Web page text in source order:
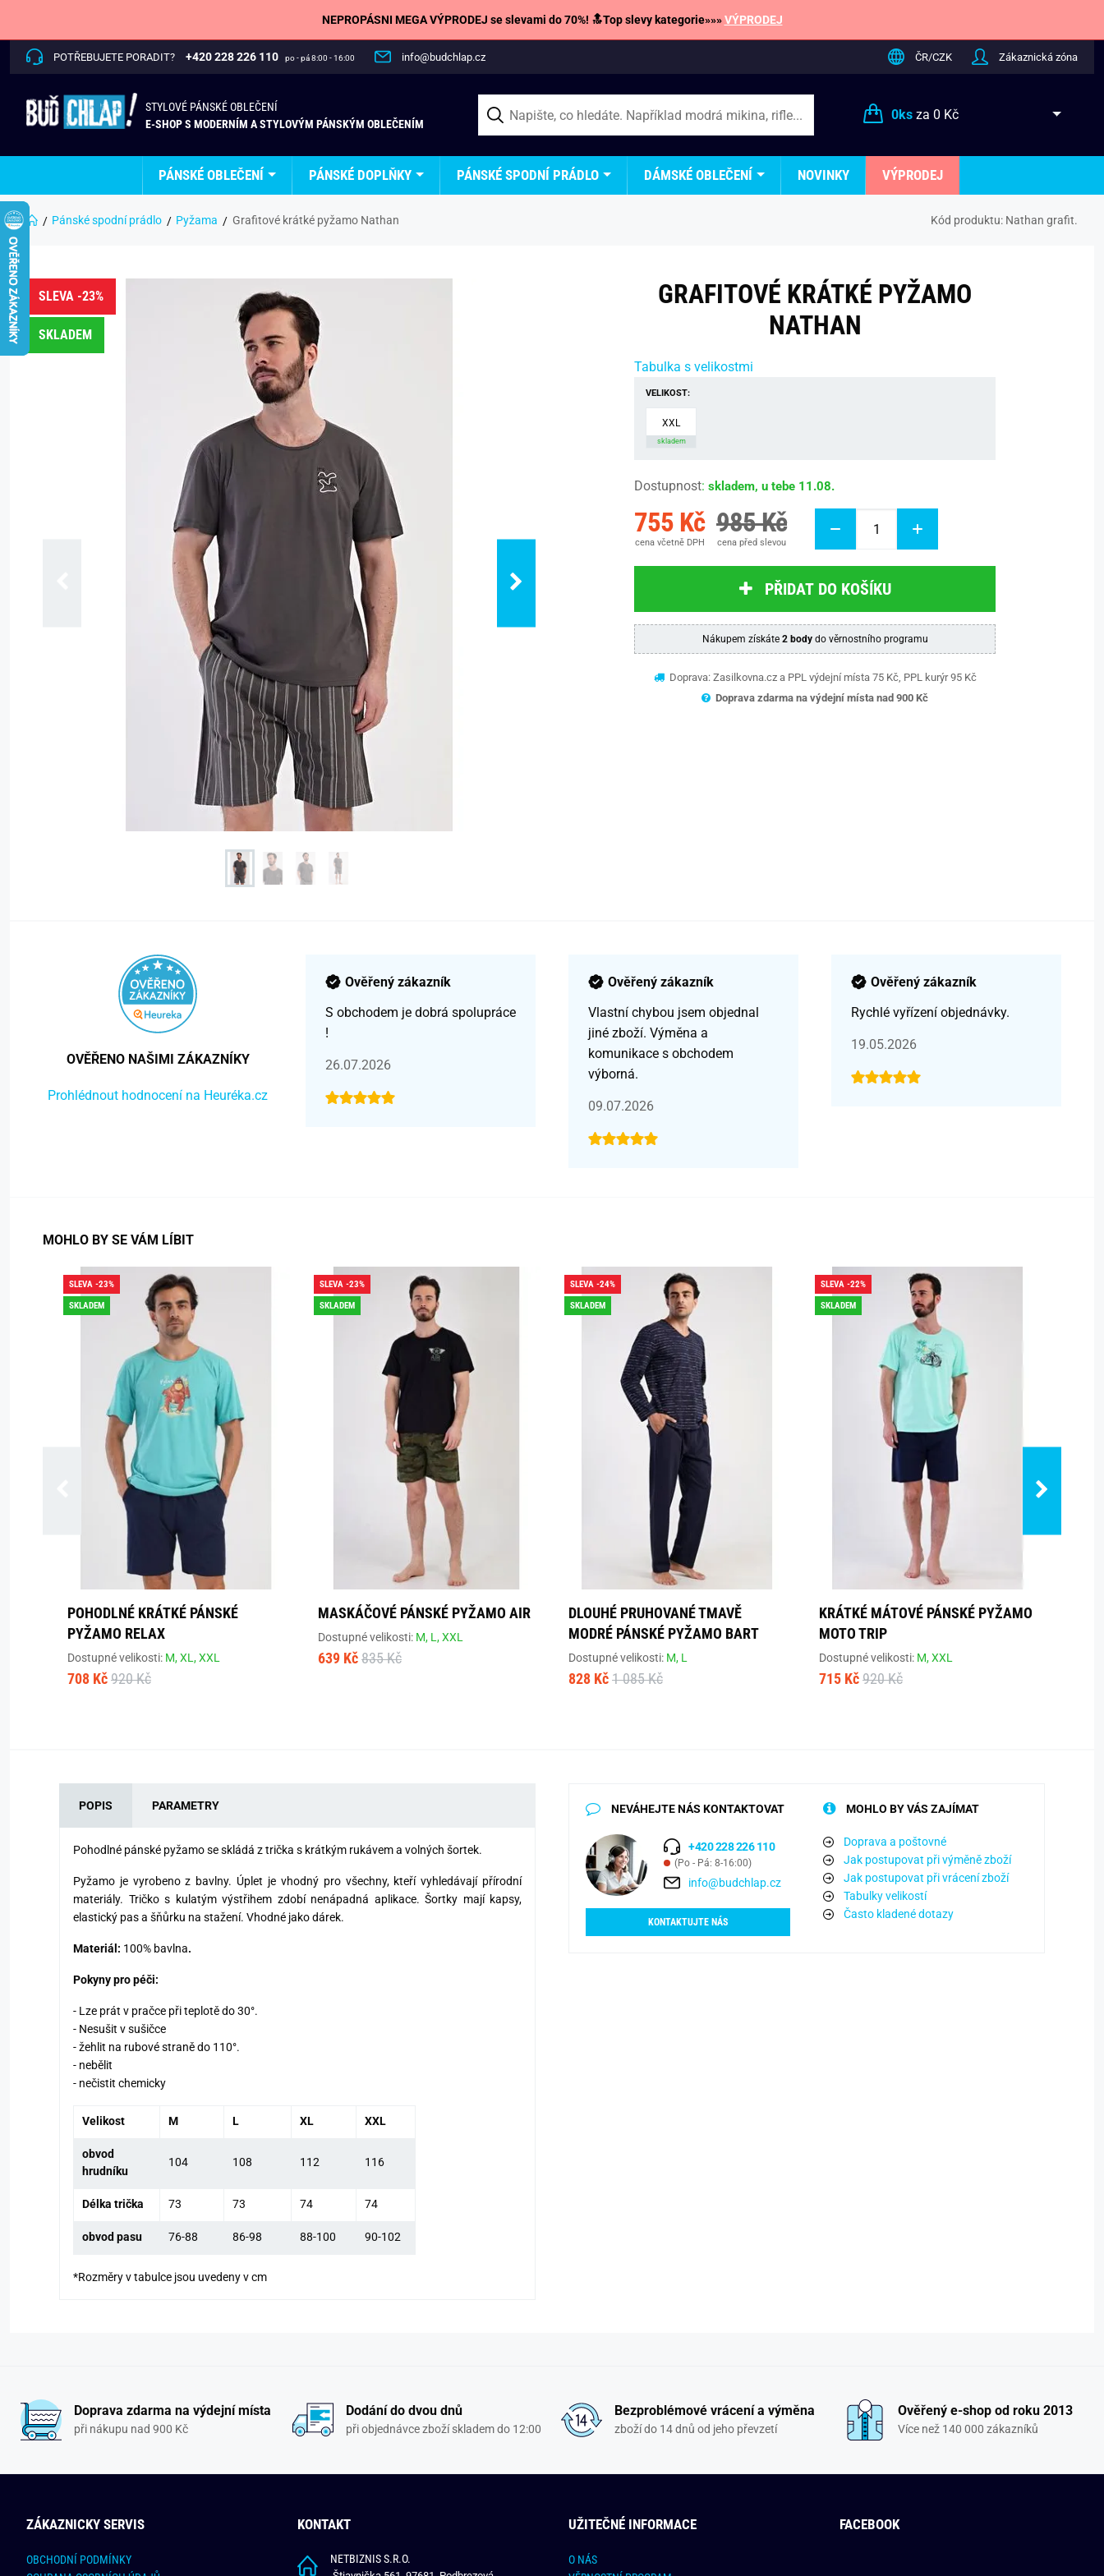
NEPROPÁSNI MEGA VÝPRODEJ se slevami do 70%! 🔝Top slevy kategorie»»»VÝPRODEJ
POTŘEBUJETE PORADIT? +420 228 226 110 po - pá 8:00 - 16:00 info@budchlap.cz ČR/CZK Zákaznická zóna
STYLOVÉ PÁNSKÉ OBLEČENÍ
E-SHOP S MODERNÍM A STYLOVÝM PÁNSKÝM OBLEČENÍM
0ksza 0 Kč
PÁNSKÉ OBLEČENÍ PÁNSKÉ DOPLŇKY PÁNSKÉ SPODNÍ PRÁDLO DÁMSKÉ OBLEČENÍ NOVINKY VÝPRODEJ
Pánské spodní prádlo Pyžama Grafitové krátké pyžamo Nathan Kód produktu: Nathan grafit.
SLEVA -23%
SKLADEM
GRAFITOVÉ KRÁTKÉ PYŽAMO
NATHAN
Tabulka s velikostmi
VELIKOST:
XXL
skladem
Dostupnost: skladem, u tebe 11.08.
755 Kč
cena včetně DPH
985 Kč
cena před slevou
PŘIDAT DO KOŠÍKU
Nákupem získáte 2 bodydo věrnostního programu
Doprava: Zasilkovna.cz a PPL výdejní místa 75 Kč, PPL kurýr 95 Kč
Doprava zdarma na výdejní místa nad 900 Kč
OVĚŘENO NAŠIMI ZÁKAZNÍKY
Prohlédnout hodnocení na Heuréka.cz
Ověřený zákazník
S obchodem je dobrá spolupráce
!
26.07.2026
Ověřený zákazník
Vlastní chybou jsem objednal
jiné zboží. Výměna a
komunikace s obchodem
výborná.
09.07.2026
Ověřený zákazník
Rychlé vyřízení objednávky.
19.05.2026
MOHLO BY SE VÁM LÍBIT
SLEVA -23%
SKLADEM
POHODLNÉ KRÁTKÉ PÁNSKÉ
PYŽAMO RELAX
Dostupné velikosti: M,XL,XXL
708 Kč 920 Kč
SLEVA -23%
SKLADEM
MASKÁČOVÉ PÁNSKÉ PYŽAMO AIR
Dostupné velikosti: M, L,XXL
639 Kč 835 Kč
SLEVA -24%
SKLADEM
DLOUHÉ PRUHOVANÉ TMAVĚ
MODRÉ PÁNSKÉ PYŽAMO BART
Dostupné velikosti: M, L
828 Kč 1 085 Kč
SLEVA -22%
SKLADEM
KRÁTKÉ MÁTOVÉ PÁNSKÉ PYŽAMO
MOTO TRIP
Dostupné velikosti: M,XXL
715 Kč 920 Kč
POPIS PARAMETRY
Pohodlné pánské pyžamo se skládá z trička s krátkým rukávem a volných šortek.
Pyžamo je vyrobeno z bavlny. Úplet je vhodný pro všechny, kteří vyhledávají přírodní
materiály. Tričko s kulatým výstřihem zdobí nenápadná aplikace. Šortky mají kapsy,
elastický pas a šňůrku na stažení. Vhodné jako dárek.
Materiál: 100% bavlna.
Pokyny pro péči:
- Lze prát v pračce při teplotě do 30°.
- Nesušit v sušičce
- žehlit na rubové straně do 110°.
- nebělit
- nečistit chemicky
Velikost M L XL XXL
obvod
hrudníku
104 108 112 116
Délka trička 73 73 74 74
obvod pasu 76-88 86-98 88-100 90-102
*Rozměry v tabulce jsou uvedeny v cm
NEVÁHEJTE NÁS KONTAKTOVAT
+420 228 226 110
(Po - Pá: 8-16:00)
info@budchlap.cz
KONTAKTUJTE NÁS
MOHLO BY VÁS ZAJÍMAT
Doprava a poštovné
Jak postupovat při výměně zboží
Jak postupovat při vrácení zboží
Tabulky velikostí
Často kladené dotazy
Doprava zdarma na výdejní místa
při nákupu nad 900 Kč
Dodání do dvou dnů
při objednávce zboží skladem do 12:00
Bezproblémové vrácení a výměna
zboží do 14 dnů od jeho převzetí
Ověřený e-shop od roku 2013
Více než 140 000 zákazníků
ZÁKAZNICKY SERVIS
OBCHODNÍ PODMÍNKY
KONTAKT
NETBIZNIS S.R.O.
UŽITEČNÉ INFORMACE
O NÁS
FACEBOOK